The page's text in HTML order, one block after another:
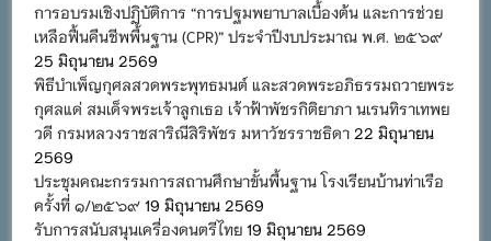
การอบรมเชิงปฏิบัติการ “การปฐมพยาบาลเบื้องต้น และการช่วย
เหลือฟื้นคืนชีพพื้นฐาน (CPR)” ประจำปีงบประมาณ พ.ศ. ๒๕๖๙
25 มิถุนายน 2569
พิธีบำเพ็ญกุศลสวดพระพุทธมนต์ และสวดพระอภิธรรมถวายพระ
กุศลแด่ สมเด็จพระเจ้าลูกเธอ เจ้าฟ้าพัชรกิติยาภา นเรนทิราเทพย
วดี กรมหลวงราชสาริณีสิริพัชร มหาวัชรราชธิดา 22 มิถุนายน
2569
ประชุมคณะกรรมการสถานศึกษาขั้นพื้นฐาน โรงเรียนบ้านท่าเรือ
ครั้งที่ ๑/๒๕๖๙ 19 มิถุนายน 2569
รับการสนับสนุนเครื่องดนตรีไทย 19 มิถุนายน 2569